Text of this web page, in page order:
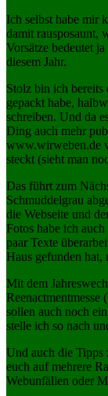
Ich selbst habe mir
damit rausposaunt,
Vorsätze bedeutet
diesem Jahr.
Stolz bin ich bereits
gepackt habe,
schreiben. Und da
Ding auch mehr
www.wirweben.de
steckt (sieht man
Das führt zum
Schmuddelgrau
die Webseite und
Fotos habe ich
paar Texte
Haus gefunden hat,
Mit dem
sollen auch noch
stelle ich so nach
Und auch die Tipps
euch auf mehrere
Webunfällen oder